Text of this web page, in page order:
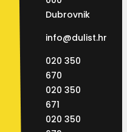
Dubrovnik
info@dulist.hr
020 350
670
020 350
671
020 350